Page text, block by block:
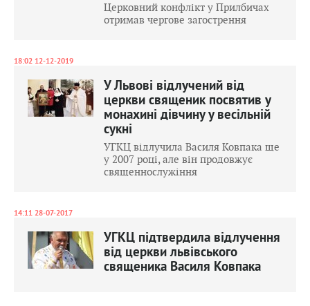
Церковний конфлікт у Прилбичах
отримав чергове загострення
18:02 12-12-2019
У Львові відлучений від
церкви священик посвятив у
монахині дівчину у весільній
сукні
УГКЦ відлучила Василя Ковпака ще
у 2007 році, але він продовжує
священнослужіння
14:11 28-07-2017
УГКЦ підтвердила відлучення
від церкви львівського
священика Василя Ковпака